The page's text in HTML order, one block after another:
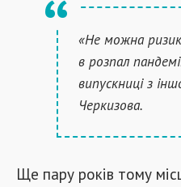
«Не можна
в розпал
випускниці з
Черкизова.
Ще пару років тому